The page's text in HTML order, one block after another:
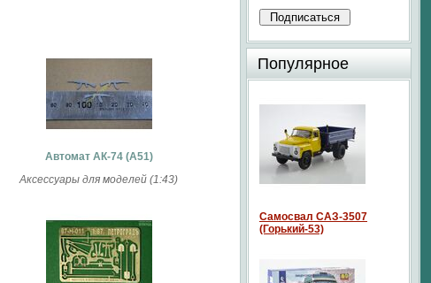
Автомат АК-74 (А51)
Аксессуары для моделей (1:43)
Популярное
Самосвал САЗ-3507
(Горький-53)